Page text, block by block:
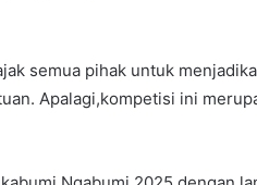
semua pihak untuk
Apalagi,kompetisi ini